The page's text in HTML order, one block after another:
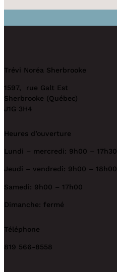
Trévi Noréa Sherbrooke
1597, rue Galt Est
Sherbrooke (Québec)
J1G 3H4
Heures d’ouverture
Lundi – mercredi: 9h00 – 17h30
Jeudi – vendredi: 9h00 – 18h00
Samedi: 9h00 – 17h00
Dimanche: fermé
Téléphone
819 566-8558